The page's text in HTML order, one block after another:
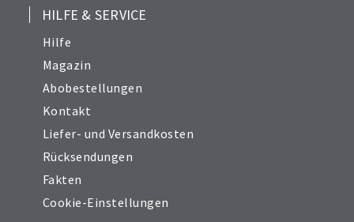
HILFE & SERVICE
Hilfe
Magazin
Abobestellungen
Kontakt
Liefer- und Versandkosten
Rücksendungen
Fakten
Cookie-Einstellungen